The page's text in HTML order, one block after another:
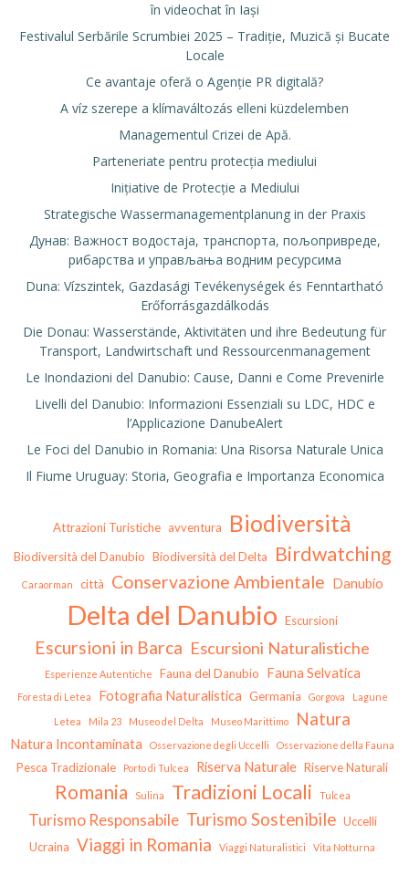
în videochat în Iași
Festivalul Serbările Scrumbiei 2025 – Tradiție, Muzică și Bucate
Locale
Ce avantaje oferă o Agenție PR digitală?
A víz szerepe a klímaváltozás elleni küzdelemben
Managementul Crizei de Apă.
Parteneriate pentru protecția mediului
Inițiative de Protecție a Mediului
Strategische Wassermanagementplanung in der Praxis
Дунав: Важност водостаја, транспорта, пољопривреде,
рибарства и управљања водним ресурсима
Duna: Vízszintek, Gazdasági Tevékenységek és Fenntartható
Erőforrásgazdálkodás
Die Donau: Wasserstände, Aktivitäten und ihre Bedeutung für
Transport, Landwirtschaft und Ressourcenmanagement
Le Inondazioni del Danubio: Cause, Danni e Come Prevenirle
Livelli del Danubio: Informazioni Essenziali su LDC, HDC e
l’Applicazione DanubeAlert
Le Foci del Danubio in Romania: Una Risorsa Naturale Unica
Il Fiume Uruguay: Storia, Geografia e Importanza Economica
Attrazioni Turistiche avventura Biodiversità
Biodiversità del Danubio Biodiversità del Delta Birdwatching
Caraorman città Conservazione Ambientale Danubio
Delta del Danubio Escursioni
Escursioni in Barca Escursioni Naturalistiche
Esperienze Autentiche Fauna del Danubio Fauna Selvatica
Foresta di Letea Fotografia Naturalistica Germania Gorgova Lagune
Letea Mila 23 Museo del Delta Museo Marittimo Natura
Natura Incontaminata Osservazione degli Uccelli Osservazione della Fauna
Pesca Tradizionale Porto di Tulcea Riserva Naturale Riserve Naturali
Romania Sulina Tradizioni Locali Tulcea
Turismo Responsabile Turismo Sostenibile Uccelli
Ucraina Viaggi in Romania Viaggi Naturalistici Vita Notturna